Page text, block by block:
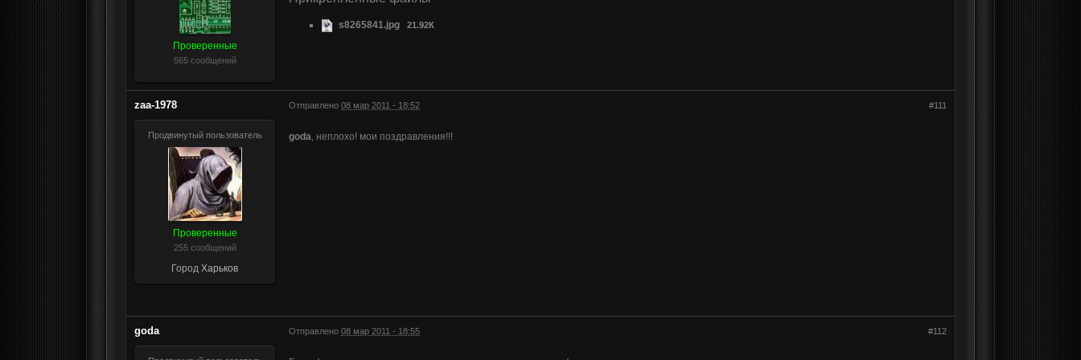
Проверенные
565 сообщений
s8265841.jpg 21.92К
#111
zaa-1978 Отправлено08 мар 2011 - 18:52
Продвинутый пользователь
Проверенные
255 сообщений
Город Харьков
goda, неплохо! мои поздравления!!!
#112
goda Отправлено08 мар 2011 - 18:55